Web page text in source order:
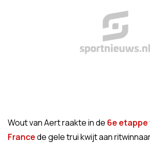
Wout van Aert raakte in de 6e etappe
Francede gele trui kwijt aan